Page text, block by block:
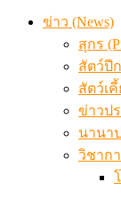
ข่าว (News)
สุกร
สัตว์ปี
สัตว์เคี้
ข่าวป
นานา
วิชากา